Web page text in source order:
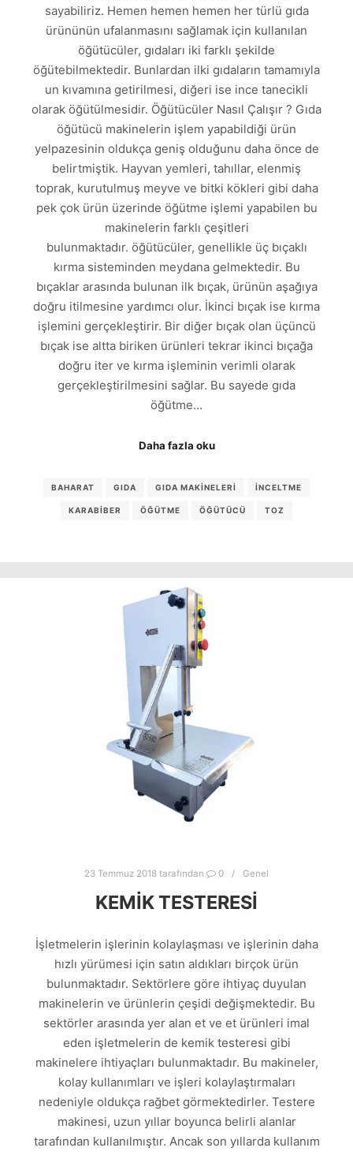
sayabiliriz. Hemen hemen hemen her türlü gıda
ürününün ufalanmasını sağlamak için kullanılan
öğütücüler, gıdaları iki farklı şekilde
öğütebilmektedir. Bunlardan ilki gıdaların tamamıyla
un kıvamına getirilmesi, diğeri ise ince tanecikli
olarak öğütülmesidir. Öğütücüler Nasıl Çalışır ? Gıda
öğütücü makinelerin işlem yapabildiği ürün
yelpazesinin oldukça geniş olduğunu daha önce de
belirtmiştik. Hayvan yemleri, tahıllar, elenmiş
toprak, kurutulmuş meyve ve bitki kökleri gibi daha
pek çok ürün üzerinde öğütme işlemi yapabilen bu
makinelerin farklı çeşitleri
bulunmaktadır. öğütücüler, genellikle üç bıçaklı
kırma sisteminden meydana gelmektedir. Bu
bıçaklar arasında bulunan ilk bıçak, ürünün aşağıya
doğru itilmesine yardımcı olur. İkinci bıçak ise kırma
işlemini gerçekleştirir. Bir diğer bıçak olan üçüncü
bıçak ise altta biriken ürünleri tekrar ikinci bıçağa
doğru iter ve kırma işleminin verimli olarak
gerçekleştirilmesini sağlar. Bu sayede gıda
öğütme…
Daha fazla oku
BAHARAT GIDA GIDA MAKINELERI INCELTME
KARABIBER ÖĞÜTME ÖĞÜTÜCÜ TOZ
23 Temmuz 2018 tarafından 0 Genel
KEMIK TESTERESI
İşletmelerin işlerinin kolaylaşması ve işlerinin daha
hızlı yürümesi için satın aldıkları birçok ürün
bulunmaktadır. Sektörlere göre ihtiyaç duyulan
makinelerin ve ürünlerin çeşidi değişmektedir. Bu
sektörler arasında yer alan et ve et ürünleri imal
eden işletmelerin de kemik testeresi gibi
makinelere ihtiyaçları bulunmaktadır. Bu makineler,
kolay kullanımları ve işleri kolaylaştırmaları
nedeniyle oldukça rağbet görmektedirler. Testere
makinesi, uzun yıllar boyunca belirli alanlar
tarafından kullanılmıştır. Ancak son yıllarda kullanım